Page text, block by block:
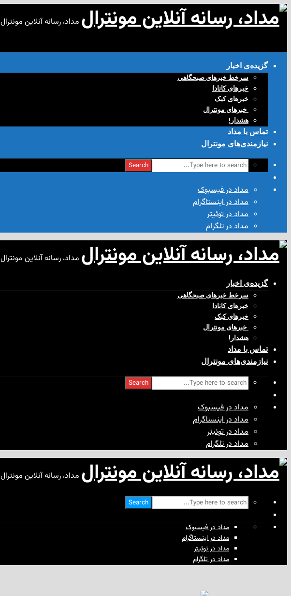
مداد، رسانه آنلاین مونترال
گزیده‌ی‌ اخبار
سرخط خبرهای صبحگاهی
خبرهای کانادا
خبرهای کبک
‌ خبرهای مونترال
هشدار!
تماس با مداد
نیازمندی‌های مونترال
Search
مداد در فیسبوک
مداد در اینستاگرام
مداد در توئیتر
مداد در تلگرام
مداد، رسانه آنلاین مونترال
گزیده‌ی‌ اخبار
سرخط خبرهای صبحگاهی
خبرهای کانادا
خبرهای کبک
‌ خبرهای مونترال
هشدار!
تماس با مداد
نیازمندی‌های مونترال
Search
مداد در فیسبوک
مداد در اینستاگرام
مداد در توئیتر
مداد در تلگرام
مداد، رسانه آنلاین مونترال
Search
مداد در فیسبوک
مداد در اینستاگرام
مداد در توئیتر
مداد در تلگرام